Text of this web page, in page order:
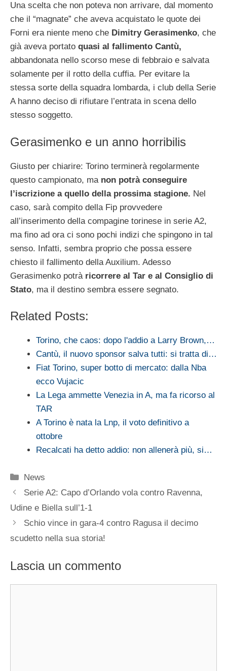
Una scelta che non poteva non arrivare, dal momento
che il “magnate” che aveva acquistato le quote dei
Forni era niente meno che Dimitry Gerasimenko, che
già aveva portato quasi al fallimento Cantù,
abbandonata nello scorso mese di febbraio e salvata
solamente per il rotto della cuffia. Per evitare la
stessa sorte della squadra lombarda, i club della Serie
A hanno deciso di rifiutare l’entrata in scena dello
stesso soggetto.
Gerasimenko e un anno horribilis
Giusto per chiarire: Torino terminerà regolarmente
questo campionato, ma non potrà conseguire
l’iscrizione a quello della prossima stagione. Nel
caso, sarà compito della Fip provvedere
all’inserimento della compagine torinese in serie A2,
ma fino ad ora ci sono pochi indizi che spingono in tal
senso. Infatti, sembra proprio che possa essere
chiesto il fallimento della Auxilium. Adesso
Gerasimenko potrà ricorrere al Tar e al Consiglio di
Stato, ma il destino sembra essere segnato.
Related Posts:
Torino, che caos: dopo l'addio a Larry Brown,…
Cantù, il nuovo sponsor salva tutti: si tratta di…
Fiat Torino, super botto di mercato: dalla Nba
ecco Vujacic
La Lega ammette Venezia in A, ma fa ricorso al
TAR
A Torino è nata la Lnp, il voto definitivo a
ottobre
Recalcati ha detto addio: non allenerà più, si…
Categorie
News
Serie A2: Capo d’Orlando vola contro Ravenna,
Udine e Biella sull’1-1
Schio vince in gara-4 contro Ragusa il decimo
scudetto nella sua storia!
Lascia un commento